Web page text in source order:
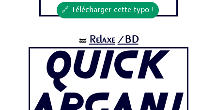
🔗 Télécharger cette typo !
🝛 Relaxe /BD
Quick